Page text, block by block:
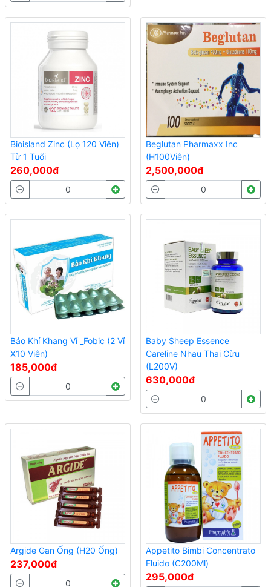
Bioisland Zinc (Lọ 120 Viên)
Từ 1 Tuổi
260,000đ
Beglutan Pharmaxx Inc
(H100Viên)
2,500,000đ
Bảo Khí Khang Vỉ _Fobic (2 Vỉ
X10 Viên)
185,000đ
Baby Sheep Essence
Careline Nhau Thai Cừu
(L200V)
630,000đ
Argide Gan Ống (H20 Ống)
237,000đ
Appetito Bimbi Concentrato
Fluido (C200Ml)
295,000đ